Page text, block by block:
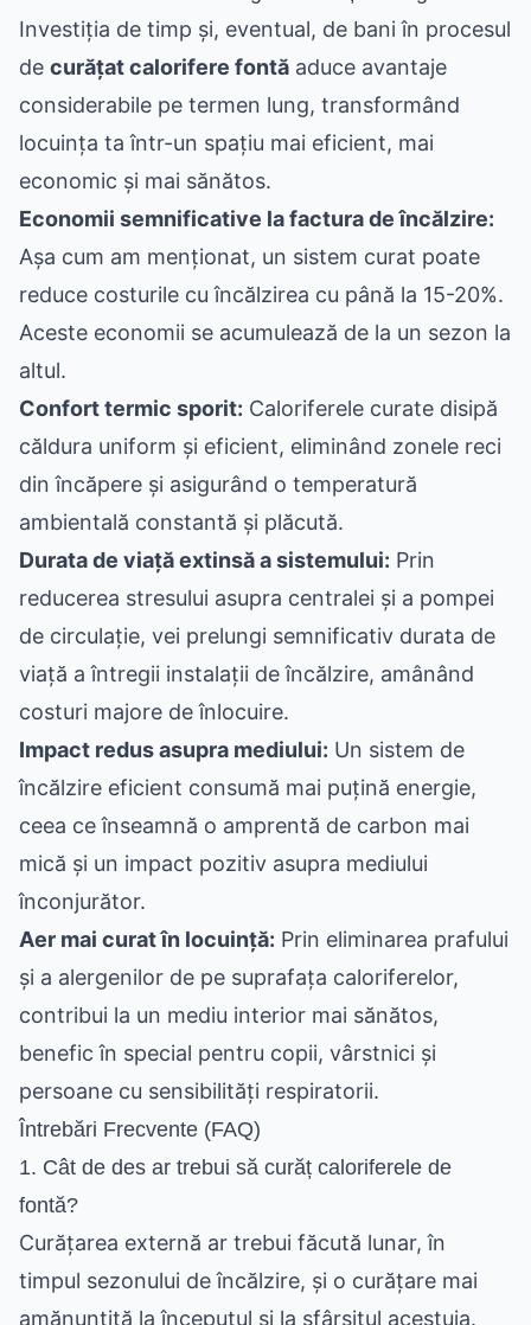
Investiția de timp și, eventual, de bani în procesul
de curățat calorifere fontă aduce avantaje
considerabile pe termen lung, transformând
locuința ta într-un spațiu mai eficient, mai
economic și mai sănătos.
Economii semnificative la factura de încălzire:
Așa cum am menționat, un sistem curat poate
reduce costurile cu încălzirea cu până la 15-20%.
Aceste economii se acumulează de la un sezon la
altul.
Confort termic sporit: Caloriferele curate disipă
căldura uniform și eficient, eliminând zonele reci
din încăpere și asigurând o temperatură
ambientală constantă și plăcută.
Durata de viață extinsă a sistemului: Prin
reducerea stresului asupra centralei și a pompei
de circulație, vei prelungi semnificativ durata de
viață a întregii instalații de încălzire, amânând
costuri majore de înlocuire.
Impact redus asupra mediului: Un sistem de
încălzire eficient consumă mai puțină energie,
ceea ce înseamnă o amprentă de carbon mai
mică și un impact pozitiv asupra mediului
înconjurător.
Aer mai curat în locuință: Prin eliminarea prafului
și a alergenilor de pe suprafața caloriferelor,
contribui la un mediu interior mai sănătos,
benefic în special pentru copii, vârstnici și
persoane cu sensibilități respiratorii.
Întrebări Frecvente (FAQ)
1. Cât de des ar trebui să curăț caloriferele de
fontă?
Curățarea externă ar trebui făcută lunar, în
timpul sezonului de încălzire, și o curățare mai
amănunțită la începutul și la sfârșitul acestuia.